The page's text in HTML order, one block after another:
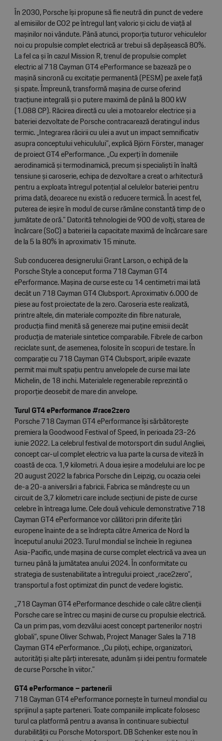
În 2030, Porsche își propune să fie neutră din punct de vedere
al emisiilor de CO2 pe întregul lanț valoric și ciclu de viață al
mașinilor noi vândute. Până atunci, proporția tuturor vehiculelor
noi cu propulsie complet electrică ar trebui să depășească 80%.
La fel ca și în cazul Mission R, trenul de propulsie complet
electric al 718 Cayman GT4 ePerformance se bazează pe o
mașină sincronă cu excitație permanentă (PESM) pe axele față
și spate. Împreună, transformă mașina de curse oferind
tracțiune integrală și o putere maximă de până la 800 kW
(1.088 CP). Răcirea directă cu ulei a motoarelor electrice și a
bateriei dezvoltate de Porsche contracarează deratingul indus
termic. „Integrarea răcirii cu ulei a avut un impact semnificativ
asupra conceptului vehiculului”, explică Björn Förster, manager
de proiect GT4 ePerformance. „Cu experți în domeniile
aerodinamică și termodinamică, precum și specialiști în înaltă
tensiune și caroserie, echipa de dezvoltare a creat o arhitectură
pentru a exploata întregul potențial al celulelor bateriei pentru
prima dată, deoarece nu există o reducere termică. În acest fel,
puterea de ieșire în modul de curse rămâne constantă timp de o
jumătate de oră.” Datorită tehnologiei de 900 de volți, starea de
încărcare (SoC) a bateriei la capacitate maximă de încărcare sare
de la 5 la 80% în aproximativ 15 minute.
Sub conducerea designerului Grant Larson, o echipă de la
Porsche Style a conceput forma 718 Cayman GT4
ePerformance. Mașina de curse este cu 14 centimetri mai lată
decât un 718 Cayman GT4 Clubsport. Aproximativ 6.000 de
piese au fost proiectate de la zero. Caroseria este realizată,
printre altele, din materiale compozite din fibre naturale,
producția fiind menită să genereze mai puține emisii decât
producția de materiale sintetice comparabile. Fibrele de carbon
reciclate sunt, de asemenea, folosite în scopuri de testare. În
comparație cu 718 Cayman GT4 Clubsport, aripile evazate
permit mai mult spațiu pentru anvelopele de curse mai late
Michelin, de 18 inchi. Materialele regenerabile reprezintă o
proporție deosebit de mare din anvelope.
Turul GT4 ePerformance #race2zero
Porsche 718 Cayman GT4 ePerformance își sărbătorește
premiera la Goodwood Festival of Speed, în perioada 23-26
iunie 2022. La celebrul festival de motorsport din sudul Angliei,
concept car-ul complet electric va lua parte la cursa de viteză în
coastă de cca. 1,9 kilometri. A doua ieșire a modelului are loc pe
20 august 2022 la fabrica Porsche din Leipzig, cu ocazia celei
de-a 20-a aniversări a fabricii. Fabrica se mândrește cu un
circuit de 3,7 kilometri care include secțiuni de piste de curse
celebre în întreaga lume. Cele două vehicule demonstrative 718
Cayman GT4 ePerformance vor călători prin diferite țări
europene înainte de a se îndrepta către America de Nord la
începutul anului 2023. Turul mondial se încheie în regiunea
Asia-Pacific, unde mașina de curse complet electrică va avea un
turneu până la jumătatea anului 2024. În conformitate cu
strategia de sustenabilitate a întregului proiect „race2zero”,
transportul a fost optimizat din punct de vedere logistic.
„718 Cayman GT4 ePerformance deschide o cale către clienții
Porsche care se întrec cu mașini de curse cu propulsie electrică.
Ca un prim pas, vom dezvălui acest concept partenerilor noștri
globali”, spune Oliver Schwab, Project Manager Sales la 718
Cayman GT4 ePerformance. „Cu piloți, echipe, organizatori,
autorități și alte părți interesate, adunăm și idei pentru formatele
de curse Porsche în viitor.”
GT4 ePerformance – partenerii
718 Cayman GT4 ePerformance pornește în turneul mondial cu
sprijinul a șapte parteneri. Toate companiile implicate folosesc
turul ca platformă pentru a avansa în continuare subiectul
durabilității cu Porsche Motorsport. DB Schenker este nou în